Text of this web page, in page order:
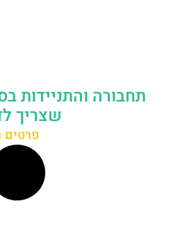
תחבורה והתניידות
שצריך
פרטים